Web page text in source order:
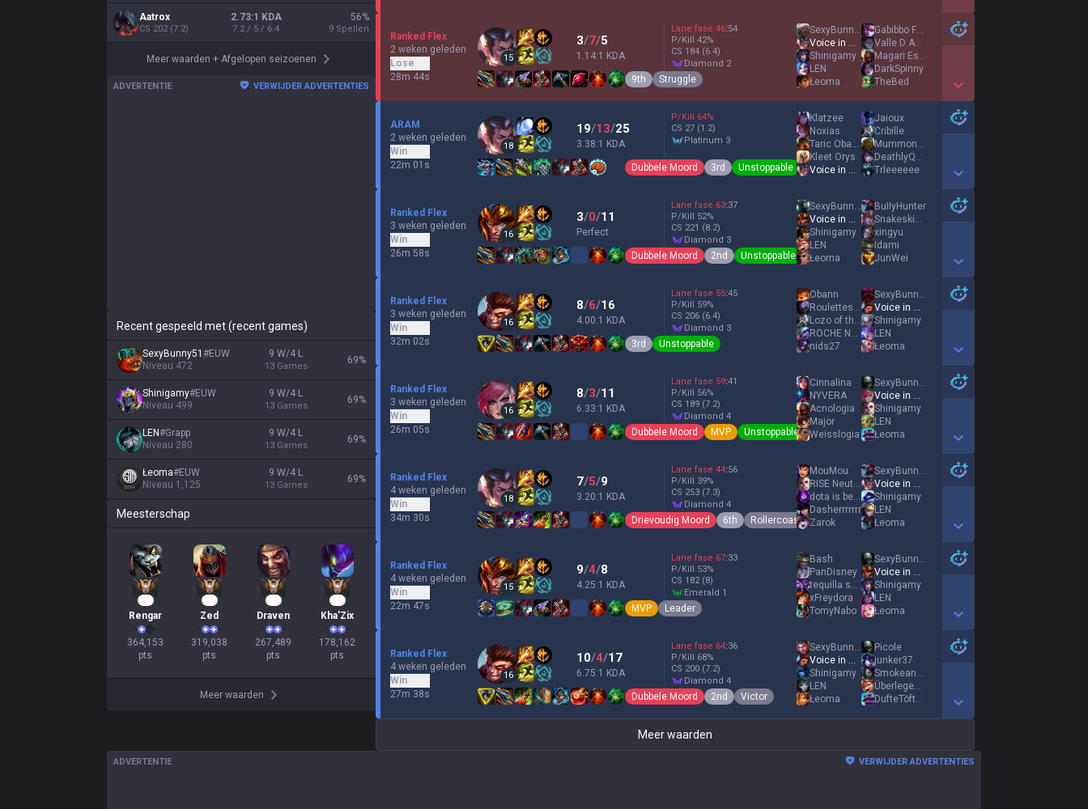
Aatrox
CS 202(7.2)
2.73:1 KDA
7.2 / 5 / 6.4
56%
9 Spellen
Meer waarden + Afgelopen seizoenen
ADVERTENTIE VERWIJDER ADVERTENTIES
Recent gespeeld met (recent games)
SexyBunny51 #EUW
Niveau 472
9 W/4 L
13 Games
69%
Shinigamy#EUW
Niveau 499
9 W/4 L
13 Games
69%
LEN#Grapp
Niveau 280
9 W/4 L
13 Games
69%
Łeoma#EUW
Niveau 1,125
9 W/4 L
13 Games
69%
Meesterschap
Rengar
364,153
pts
Zed
319,038
pts
Draven
267,489
pts
Kha'Zix
178,162
pts
Meer waarden
Show More Detail Games
Ranked Flex
2 weken geleden
Lose
28m 44s
15
3/7/5
1.14:1 KDA
Lane fase 46:54
P/Kill 42%
CS 184 (6.4)
diamond 2
9th Struggle
SexyBunny51
Voice in my Mind
Shinigamy
LEN
Łeoma
Gabibbo Furry
Valle D Aosta
Magari Esplodi
DarkSpinny
TheBed
Show More Detail Games
ARAM
2 weken geleden
Win
22m 01s
18
19/13/25
3.38:1 KDA
P/Kill 64%
CS 27 (1.2)
platinum 3
Dubbele Moord 3rd Unstoppable
Klatzee
Noxias
Taric Obama
Kleet Orys
Voice in my Mind
Jaioux
Cribille
MummonKaulin
DeathlyQuinn
Trleeeeee
Show More Detail Games
Ranked Flex
3 weken geleden
Win
26m 58s
16
3/0/11
Perfect
Lane fase 63:37
P/Kill 52%
CS 221 (8.2)
diamond 3
Dubbele Moord 2nd Unstoppable
SexyBunny51
Voice in my Mind
Shinigamy
LEN
Łeoma
BuIIyHunter
SnakeskinVeil
xingyu
Idami
JunWei
Show More Detail Games
Ranked Flex
3 weken geleden
Win
32m 02s
16
8/6/16
4.00:1 KDA
Lane fase 55:45
P/Kill 59%
CS 206 (6.4)
diamond 3
3rd Unstoppable
Obann
Roulettes Rider
Lozo of the hood
ROCHE NOIRE
nids27
SexyBunny51
Voice in my Mind
Shinigamy
LEN
Łeoma
Show More Detail Games
Ranked Flex
3 weken geleden
Win
26m 05s
16
8/3/11
6.33:1 KDA
Lane fase 59:41
P/Kill 56%
CS 189 (7.2)
diamond 4
Dubbele Moord MVP Unstoppable
Cinnalina
NYVERA
Acnologia
Major
Weisslogia
SexyBunny51
Voice in my Mind
Shinigamy
LEN
Łeoma
Show More Detail Games
Ranked Flex
4 weken geleden
Win
34m 30s
18
7/5/9
3.20:1 KDA
Lane fase 44:56
P/Kill 39%
CS 253 (7.3)
diamond 4
Drievoudig Moord 6th Rollercoaster
MouMou
RISE Neutral
dota is bett3r
Dasherrrrrrr
Zarok
SexyBunny51
Voice in my Mind
Shinigamy
LEN
Łeoma
Show More Detail Games
Ranked Flex
4 weken geleden
Win
22m 47s
15
9/4/8
4.25:1 KDA
Lane fase 67:33
P/Kill 53%
CS 182 (8)
emerald 1
MVP Leader
Bash
PanDisney
tequilla sunset
xFreydora
TomyNabo
SexyBunny51
Voice in my Mind
Shinigamy
LEN
Łeoma
Show More Detail Games
Ranked Flex
4 weken geleden
Win
27m 38s
16
10/4/17
6.75:1 KDA
Lane fase 64:36
P/Kill 68%
CS 200 (7.2)
diamond 4
Dubbele Moord 2nd Victor
SexyBunny51
Voice in my Mind
Shinigamy
LEN
Łeoma
Picole
junker37
Smokeandmirrors
ÜberlegenQED
DufteTöfteKnorke
Show More Detail Games
Meer waarden
ADVERTENTIE VERWIJDER ADVERTENTIES